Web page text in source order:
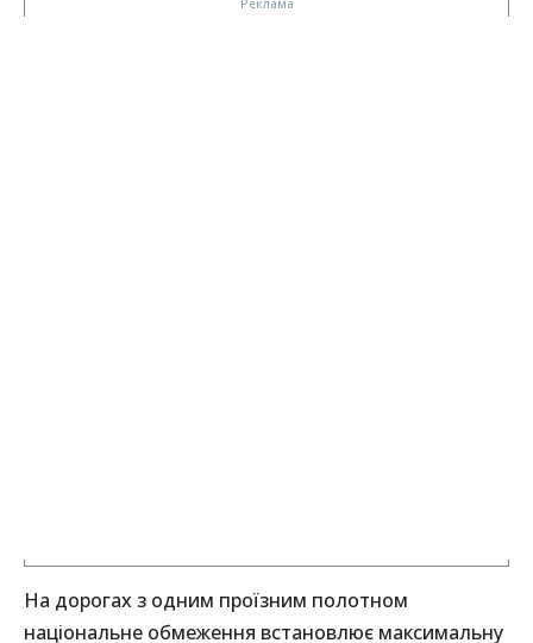
На дорогах з одним проїзним полотном
національне обмеження встановлює максимальну